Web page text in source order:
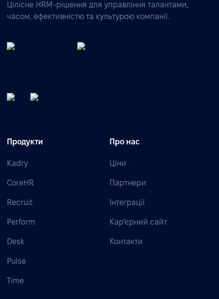
Цілісне HRM-рішення для управління талантами,
часом, ефективністю та культурою компанії.
Продукти
Kadry
CoreHR
Recruit
Perform
Desk
Pulse
Time
Про нас
Ціни
Партнери
Інтеграції
Кар’єрний сайт
Контакти